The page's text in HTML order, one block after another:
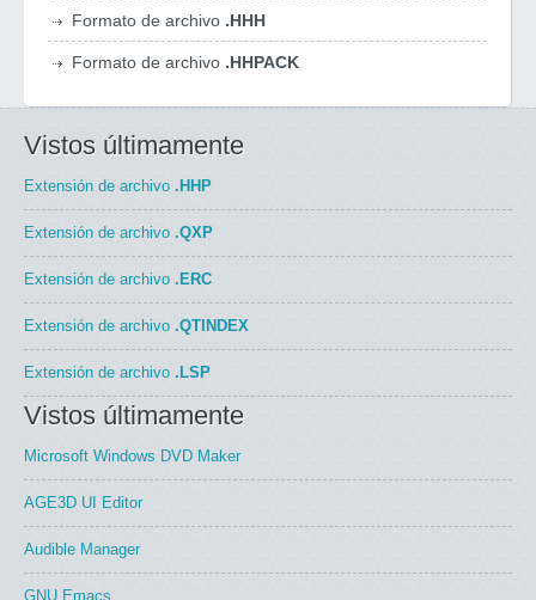
Formato de archivo .HHH
Formato de archivo .HHPACK
Vistos últimamente
Extensión de archivo .HHP
Extensión de archivo .QXP
Extensión de archivo .ERC
Extensión de archivo .QTINDEX
Extensión de archivo .LSP
Vistos últimamente
Microsoft Windows DVD Maker
AGE3D UI Editor
Audible Manager
GNU Emacs